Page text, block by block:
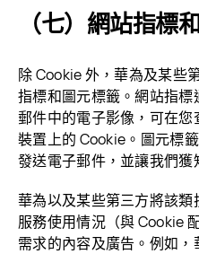
（七）網站指標
除 Cookie 外，華為及某些
指標和圖元標籤。網站指
郵件中的電子影像，可在
裝置上的 Cookie。圖元標
發送電子郵件，並讓我們
華為以及某些第三方將該
服務使用情況（與 Cookie
需求的內容及廣告。例如